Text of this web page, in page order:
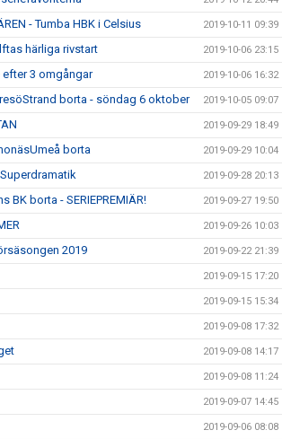
- Tumba HBK i Celsius 2019-10-11 09:39
härliga rivstart 2019-10-06 23:15
3 omgångar 2019-10-06 16:32
borta - söndag 6 oktober 2019-10-05 09:07
2019-09-29 18:49
borta 2019-09-29 10:04
2019-09-28 20:13
BK borta - SERIEPREMIÄR! 2019-09-27 19:50
2019-09-26 10:03
2019 2019-09-22 21:39
2019-09-15 17:20
2019-09-15 15:34
2019-09-08 17:32
2019-09-08 14:17
2019-09-08 11:24
2019-09-07 14:45
2019-09-06 08:08